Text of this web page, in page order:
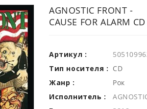
AGNOSTIC FRONT -
CAUSE FOR ALARM CD
Артикул :
Тип носителя : CD
Жанр :
Рок
Исполнитель :